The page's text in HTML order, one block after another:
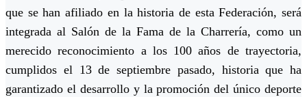
que se han afiliado en la historia de esta Federación, será
integrada al Salón de la Fama de la Charrería, como un
merecido reconocimiento a los 100 años de trayectoria,
cumplidos el 13 de septiembre pasado, historia que ha
garantizado el desarrollo y la promoción del único deporte